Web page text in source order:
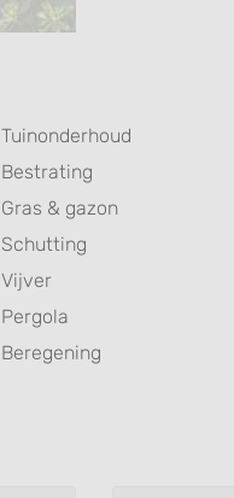
Tuinonderhoud
Bestrating
Gras & gazon
Schutting
Vijver
Pergola
Beregening